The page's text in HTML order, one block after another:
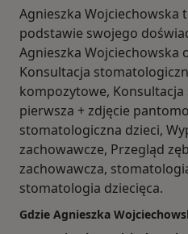
Agnieszka Wojciechowska
podstawie swojego
Agnieszka Wojciechowska
Konsultacja
kompozytowe,
pierwsza + zdjęcie
stomatologiczna dzieci,
zachowawcze, Przegląd
zachowawcza,
stomatologia dziecięca.
Gdzie Agnieszka